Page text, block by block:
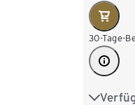
30-Tage-
110/116